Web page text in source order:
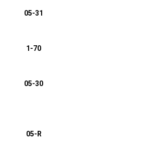
05-31
1-70
05-30
05-R